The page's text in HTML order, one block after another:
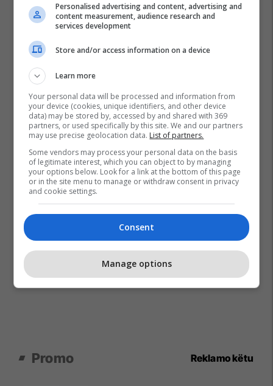
Promo Reklamo këtu
Personalised advertising and content, advertising and
content measurement, audience research and
services development
Store and/or access information on a device
Learn more
Your personal data will be processed and information from
your device (cookies, unique identifiers, and other device
data) may be stored by, accessed by and shared with 369
partners, or used specifically by this site. We and our partners
may use precise geolocation data. List of partners.
Some vendors may process your personal data on the basis
of legitimate interest, which you can object to by managing
your options below. Look for a link at the bottom of this page
or in the site menu to manage or withdraw consent in privacy
and cookie settings.
Consent
Manage options